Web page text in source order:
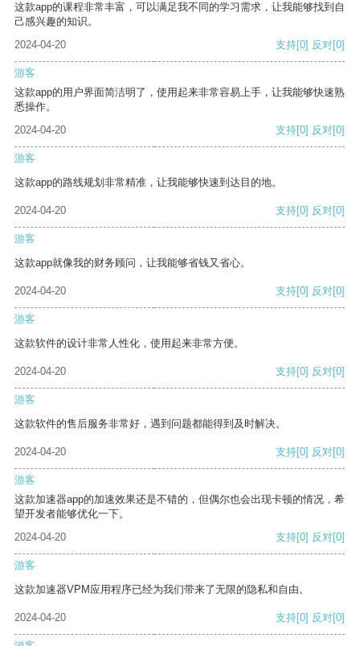
这款app的课程非常丰富，可以满足我不同的学习需求，让我能够找到自
己感兴趣的知识。
2024-04-20
支持[0] 反对[0]
游客
这款app的用户界面简洁明了，使用起来非常容易上手，让我能够快速熟
悉操作。
2024-04-20
支持[0] 反对[0]
游客
这款app的路线规划非常精准，让我能够快速到达目的地。
2024-04-20 支持[0] 反对[0]
游客
这款app就像我的财务顾问，让我能够省钱又省心。
2024-04-20 支持[0] 反对[0]
游客
这款软件的设计非常人性化，使用起来非常方便。
2024-04-20 支持[0] 反对[0]
游客
这款软件的售后服务非常好，遇到问题都能得到及时解决。
2024-04-20 支持[0] 反对[0]
游客
这款加速器app的加速效果还是不错的，但偶尔也会出现卡顿的情况，希
望开发者能够优化一下。
2024-04-20
支持[0] 反对[0]
游客
这款加速器VPM应用程序已经为我们带来了无限的隐私和自由。
2024-04-20 支持[0] 反对[0]